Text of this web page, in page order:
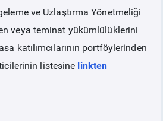
ve Uzlaştırma Yönetmeliği
veya teminat yükümlülüklerini
katılımcılarının portföylerinden
listesine linkten